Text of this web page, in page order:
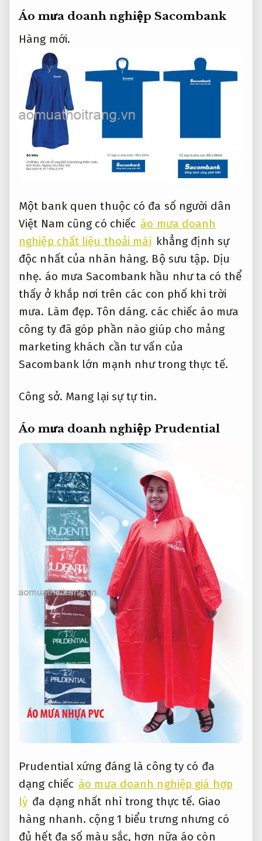
Áo mưa doanh nghiệp Sacombank
Hàng mới.
Một bank quen thuộc có đa số người dân
Việt Nam cũng có chiếc áo mưa doanh
nghiệp chất liệu thoải mái khẳng định sự
độc nhất của nhãn hàng. Bộ sưu tập. Dịu
nhẹ. áo mưa Sacombank hầu như ta có thể
thấy ở khắp nơi trên các con phố khi trời
mưa. Làm đẹp. Tôn dáng. các chiếc áo mưa
công ty đã góp phần nào giúp cho mảng
marketing khách cần tư vấn của
Sacombank lớn mạnh như trong thực tế.
Công sở. Mang lại sự tự tin.
Áo mưa doanh nghiệp Prudential
Prudential xứng đáng là công ty có đa
dạng chiếc áo mưa doanh nghiệp giá hợp
lý đa dạng nhất nhì trong thực tế. Giao
hàng nhanh. cộng 1 biểu trưng nhưng có
đủ hết đa số màu sắc, hơn nữa áo còn